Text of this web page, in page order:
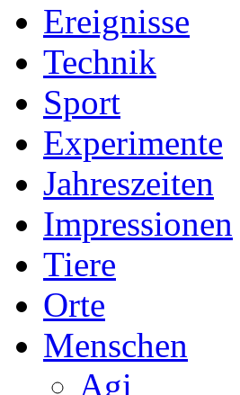
Ereignisse
Technik
Sport
Experimente
Jahreszeiten
Impressionen
Tiere
Orte
Menschen
Agi